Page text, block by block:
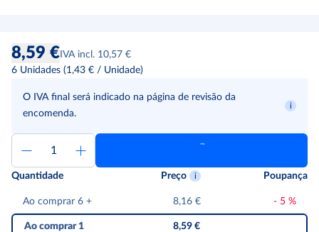
8,59 € IVA incl. 10,57 €
6 Unidades (1,43 € / Unidade)
O IVA final será indicado na página de revisão da
encomenda.
Quantidade Preço Poupança
Ao comprar 6 + 8,16 € - 5%
Ao comprar 1
8,59 €